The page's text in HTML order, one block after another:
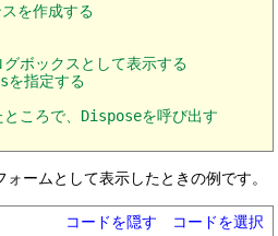
を作成する
ボックスとして表示する
指定する
ころで、Disposeを呼び出す
ームとして表示したときの例です。
コードを隠す
コードを選択